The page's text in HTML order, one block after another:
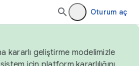
Oturum aç
kararlı geliştirme modelimizle